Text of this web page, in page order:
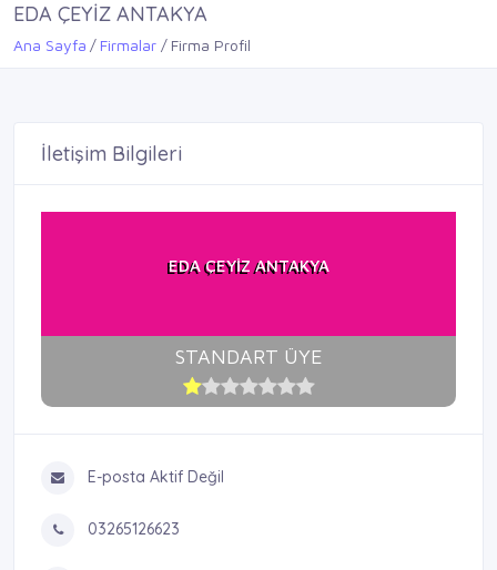
EDA ÇEYİZ ANTAKYA
Ana Sayfa Firmalar Firma Profil
İletişim Bilgileri
EDA ÇEYİZ ANTAKYA
STANDART ÜYE
E-posta Aktif Değil
03265126623